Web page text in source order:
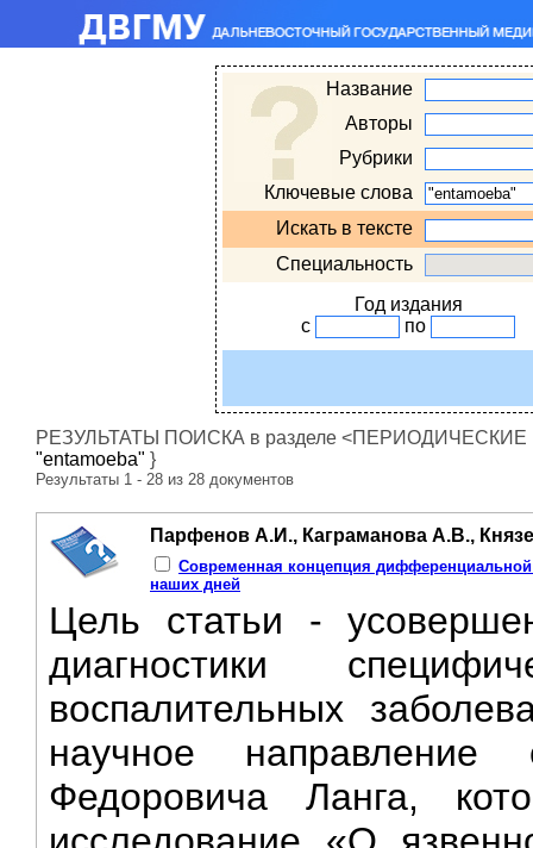
Название
Авторы
Рубрики
Ключевые слова
Искать в тексте
Специальность
Год издания
с
по
РЕЗУЛЬТАТЫ ПОИСКА в разделе <ПЕРИОДИЧЕСКИЕ
"entamoeba" }
Результаты 1 - 28 из 28 документов
Парфенов А.И., Каграманова А.В.,
Современная концепция дифференциальной
наших дней
Цель статьи -
диагностики
воспалительных
научное
Федоровича Ланга,